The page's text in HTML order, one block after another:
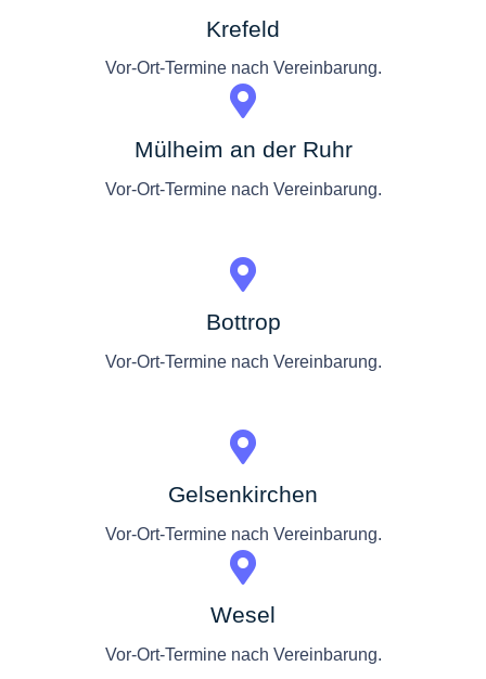
Krefeld
Vor-Ort-Termine nach Vereinbarung.
Mülheim an der Ruhr
Vor-Ort-Termine nach Vereinbarung.
Bottrop
Vor-Ort-Termine nach Vereinbarung.
Gelsenkirchen
Vor-Ort-Termine nach Vereinbarung.
Wesel
Vor-Ort-Termine nach Vereinbarung.